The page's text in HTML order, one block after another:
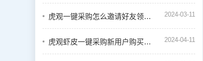
虎观一键采购怎么邀请好友领取奖励 2024-03-11
虎观虾皮一键采购新用户购买会员教程 2024-04-11